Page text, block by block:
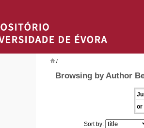
/
Browsing by Author
or
Sort by: